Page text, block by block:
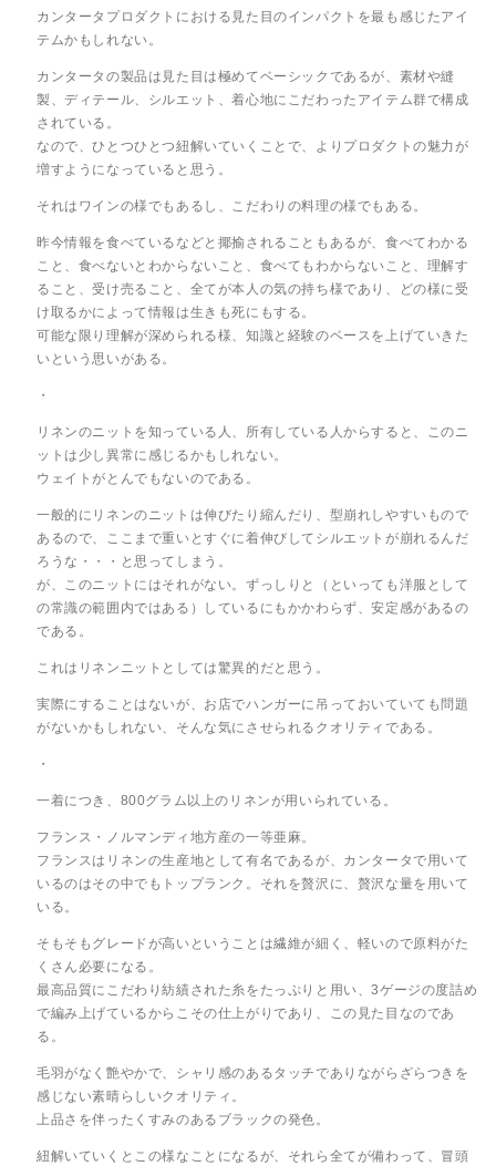
か
販
で
せ
で
き
ま
ん
カンタータプロダクトにおける見た目のインパクトを最も感じたアイ
テムかもしれない。
カンタータの製品は見た目は極めてベーシックであるが、素材や縫
製、ディテール、シルエット、着心地にこだわったアイテム群で構成
されている。
なので、ひとつひとつ紐解いていくことで、よりプロダクトの魅力が
増すようになっていると思う。
それはワインの様でもあるし、こだわりの料理の様でもある。
昨今情報を食べているなどと揶揄されることもあるが、食べてわかる
こと、食べないとわからないこと、食べてもわからないこと、理解す
ること、受け売ること、全てが本人の気の持ち様であり、どの様に受
け取るかによって情報は生きも死にもする。
可能な限り理解が深められる様、知識と経験のベースを上げていきた
いという思いがある。
・
リネンのニットを知っている人、所有している人からすると、このニ
ットは少し異常に感じるかもしれない。
ウェイトがとんでもないのである。
一般的にリネンのニットは伸びたり縮んだり、型崩れしやすいもので
あるので、ここまで重いとすぐに着伸びしてシルエットが崩れるんだ
ろうな・・・と思ってしまう。
が、このニットにはそれがない。ずっしりと（といっても洋服として
の常識の範囲内ではある）しているにもかかわらず、安定感があるの
である。
これはリネンニットとしては驚異的だと思う。
実際にすることはないが、お店でハンガーに吊っておいていても問題
がないかもしれない、そんな気にさせられるクオリティである。
・
一着につき、800グラム以上のリネンが用いられている。
フランス・ノルマンディ地方産の一等亜麻。
フランスはリネンの生産地として有名であるが、カンタータで用いて
いるのはその中でもトップランク。それを贅沢に、贅沢な量を用いて
いる。
そもそもグレードが高いということは繊維が細く、軽いので原料がた
くさん必要になる。
最高品質にこだわり紡績された糸をたっぷりと用い、3ゲージの度詰め
で編み上げているからこその仕上がりであり、この見た目なのであ
る。
毛羽がなく艶やかで、シャリ感のあるタッチでありながらざらつきを
感じない素晴らしいクオリティ。
上品さを伴ったくすみのあるブラックの発色。
紐解いていくとこの様なことになるが、それら全てが備わって、冒頭